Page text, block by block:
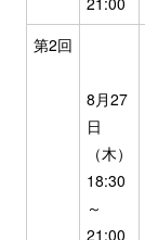
第2回
8月27
日
（木）
18:30
～
21:00